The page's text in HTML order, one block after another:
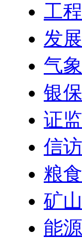
工
发
气
银
证
信
粮
矿
能